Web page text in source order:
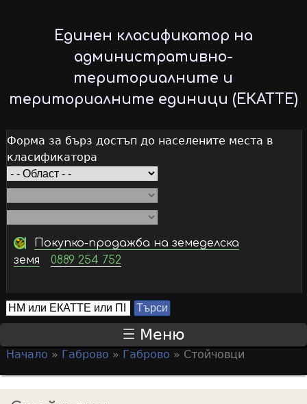
to
main
content
Единен класификатор на
административно-
териториалните и
териториалните единици (ЕКАТТЕ)
Форма за бърз достъп до населените места в
класификатора
Покупко-продажба на земеделска
земя
0889 254 752
S
e
r
Т
ъ
с
и
Меню
o
Начало » Габрово » Габрово » Стойчовци